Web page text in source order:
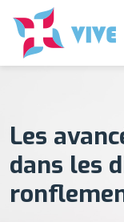
Les
dans les